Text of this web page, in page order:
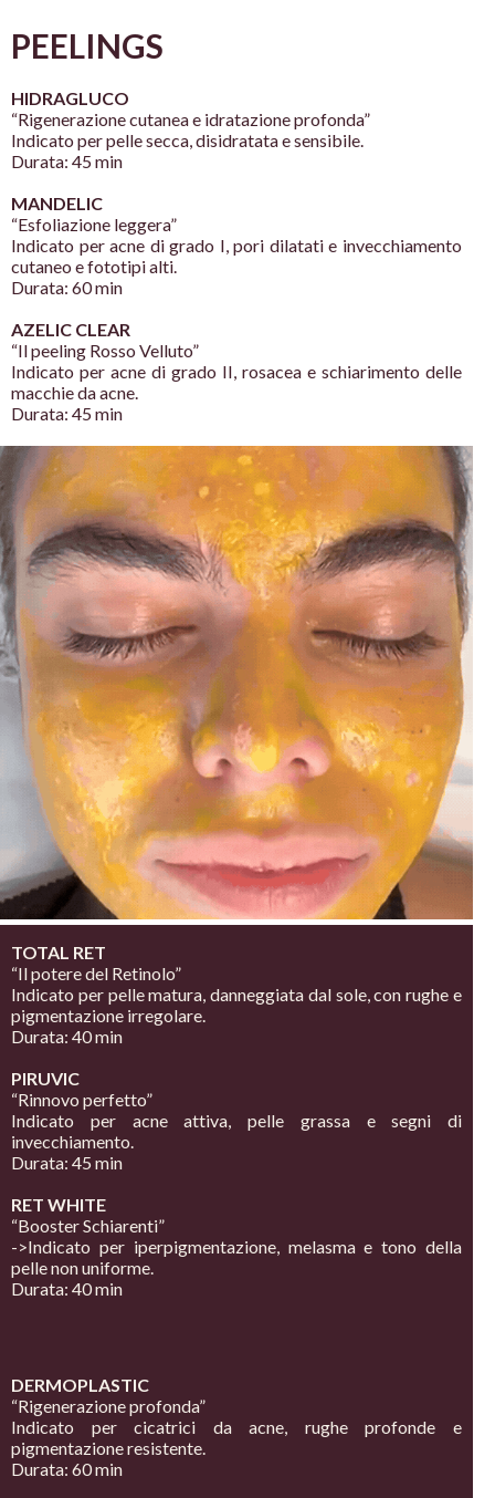
PEELINGS
HIDRAGLUCO
“Rigenerazione cutanea e idratazione profonda”
Indicato per pelle secca, disidratata e sensibile.
Durata: 45 min
MANDELIC
“Esfoliazione leggera”
Indicato per acne di grado I, pori dilatati e invecchiamento
cutaneo e fototipi alti.
Durata: 60 min
AZELIC CLEAR
“Il peeling Rosso Velluto”
Indicato per acne di grado II, rosacea e schiarimento delle
macchie da acne.
Durata: 45 min
TOTAL RET
“Il potere del Retinolo”
Indicato per pelle matura, danneggiata dal sole, conrughe e
pigmentazione irregolare.
Durata: 40 min
PIRUVIC
“Rinnovo perfetto”
Indicato per acne attiva, pelle grassa e segni di
invecchiamento.
Durata: 45 min
RET WHITE
“Booster Schiarenti”
->Indicato per iperpigmentazione, melasma e tono della
pelle non uniforme.
Durata: 40 min
DERMOPLASTIC
“Rigenerazione profonda”
Indicato per cicatrici da acne, rughe profonde e
pigmentazione resistente.
Durata: 60 min